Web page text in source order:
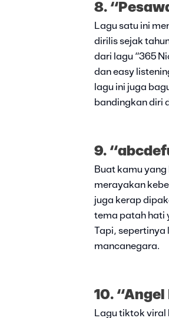
8.
Lagu satu ini
dirilis sejak
dari lagu “365
dan easy
lagu ini juga
bandingkan diri
9.
Buat kamu
merayakan
juga kerap
tema patah hati
Tapi, sepertinya
mancanegara.
10. “Angel
Lagu tiktok viral